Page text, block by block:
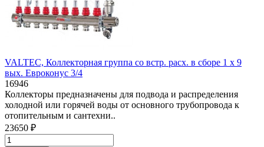
VALTEC, Коллекторная группа со встр. расх. в сборе 1 х 9
вых. Eвроконус 3/4
16946
Коллекторы предназначены для подвода и распределения
холодной или горячей воды от основного трубопровода к
отопительным и сантехни..
23650 ₽